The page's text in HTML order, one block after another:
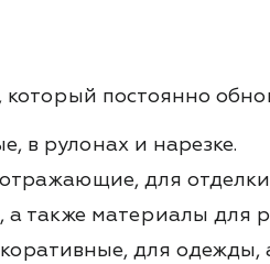
постоянно
в рулонах и нарезке.
для
также материалы для
для одежды,